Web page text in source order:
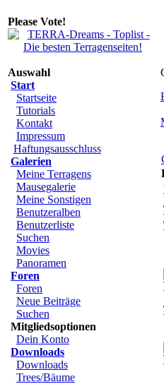
Please Vote!
Auswahl
Start
Startseite
Tutorials
Kontakt
Impressum
Haftungsausschluss
Galerien
Meine Terragens
Mausegalerie
Meine Sonstigen
Benutzeralben
Benutzerliste
Suchen
Movies
Panoramen
Foren
Foren
Neue Beiträge
Suchen
Mitgliedsoptionen
Dein Konto
Downloads
Downloads
Trees/Bäume